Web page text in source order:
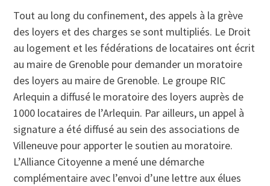
Tout au long du confinement, des appels à la grève
des loyers et des charges se sont multipliés. Le Droit
au logement et les fédérations de locataires ont écrit
au maire de Grenoble pour demander un moratoire
des loyers au maire de Grenoble. Le groupe RIC
Arlequin a diffusé le moratoire des loyers auprès de
1000 locataires de l’Arlequin. Par ailleurs, un appel à
signature a été diffusé au sein des associations de
Villeneuve pour apporter le soutien au moratoire.
L’Alliance Citoyenne a mené une démarche
complémentaire avec l’envoi d’une lettre aux élues